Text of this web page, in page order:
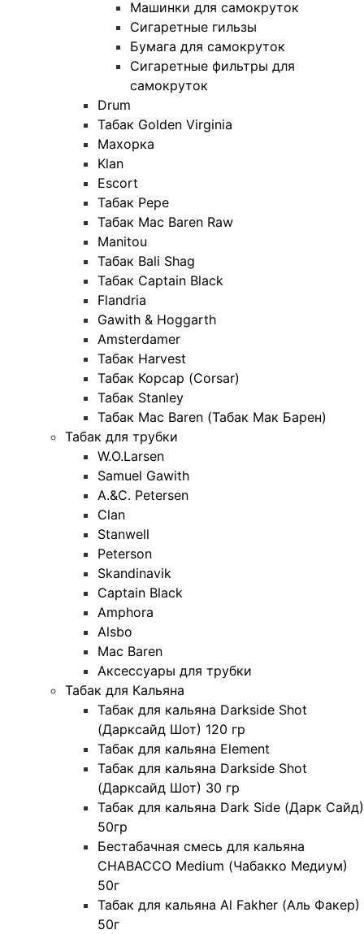
Машинки для самокруток
Сигаретные гильзы
Бумага для самокруток
Сигаретные фильтры для
самокруток
Drum
Табак Golden Virginia
Махорка
Klan
Escort
Табак Pepe
Табак Mac Baren Raw
Manitou
Табак Bali Shag
Табак Captain Black
Flandria
Gawith & Hoggarth
Amsterdamer
Табак Harvest
Табак Корсар (Corsar)
Табак Stanley
Табак Mac Baren (Табак Мак Барен)
Табак для трубки
W.O.Larsen
Samuel Gawith
A.&C. Petersen
Clan
Stanwell
Peterson
Skandinavik
Captain Black
Amphora
Alsbo
Mac Baren
Аксессуары для трубки
Табак для Кальяна
Табак для кальяна Darkside Shot
(Дарксайд Шот) 120 гр
Табак для кальяна Element
Табак для кальяна Darkside Shot
(Дарксайд Шот) 30 гр
Табак для кальяна Dark Side (Дарк Сайд)
50гр
Бестабачная смесь для кальяна
CHABACCO Medium (Чабакко Медиум)
50г
Табак для кальяна Al Fakher (Аль Факер)
50г